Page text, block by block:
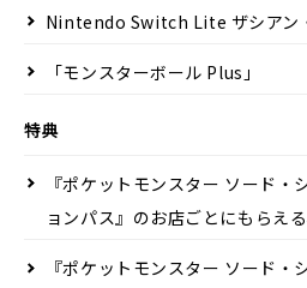
Nintendo Switch Lite ザシアン
「モンスターボール Plus」
特典
『ポケットモンスター ソード・
ョンパス』のお店ごとにもらえ
『ポケットモンスター ソード・